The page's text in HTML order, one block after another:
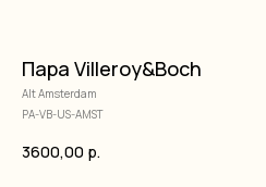
Пара Villeroy&Boch
Alt Amsterdam
PA-VB-US-AMST
3600,00 р.